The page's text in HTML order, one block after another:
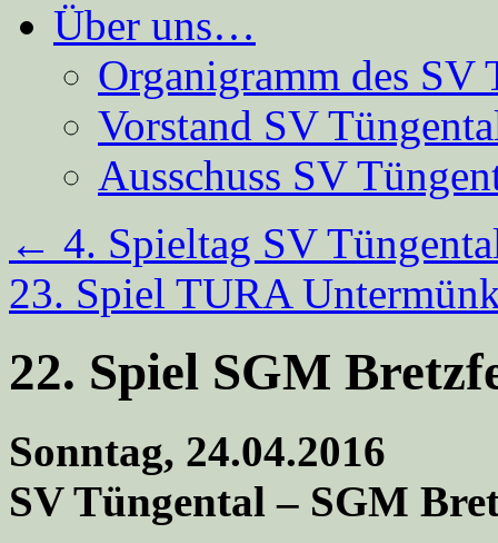
Über uns…
Organigramm des SV
Vorstand SV
Ausschuss SV
← 4. Spieltag SV
23. Spiel TURA
22. Spiel SGM
Sonntag, 24.04.2016
SV Tüngental – SGM